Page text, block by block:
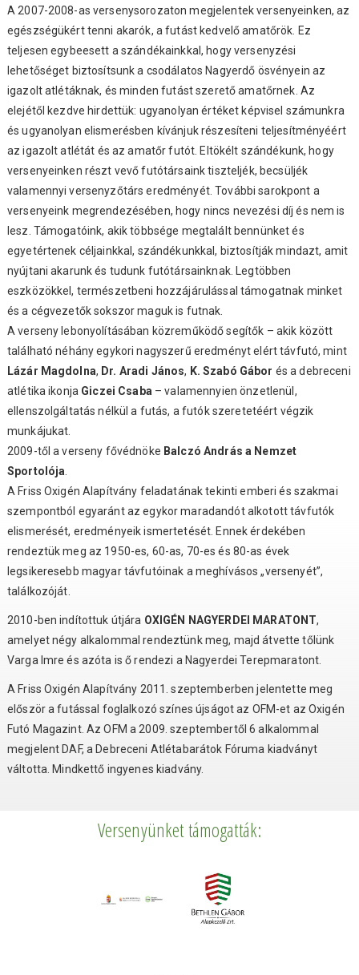
A 2007-2008-as versenysorozaton megjelentek versenyeinken, az
egészségükért tenni akarók, a futást kedvelő amatőrök. Ez
teljesen egybeesett a szándékainkkal, hogy versenyzési
lehetőséget biztosítsunk a csodálatos Nagyerdő ösvényein az
igazolt atlétáknak, és minden futást szerető amatőrnek. Az
elejétől kezdve hirdettük: ugyanolyan értéket képvisel számunkra
és ugyanolyan elismerésben kívánjuk részesíteni teljesítményéért
az igazolt atlétát és az amatőr futót. Eltökélt szándékunk, hogy
versenyeinken részt vevő futótársaink tiszteljék, becsüljék
valamennyi versenyzőtárs eredményét. További sarokpont a
versenyeink megrendezésében, hogy nincs nevezési díj és nem is
lesz. Támogatóink, akik többsége megtalált bennünket és
egyetértenek céljainkkal, szándékunkkal, biztosítják mindazt, amit
nyújtani akarunk és tudunk futótársainknak. Legtöbben
eszközökkel, természetbeni hozzájárulással támogatnak minket
és a cégvezetők sokszor maguk is futnak.
A verseny lebonyolításában közreműködő segítők – akik között
található néhány egykori nagyszerű eredményt elért távfutó, mint
Lázár Magdolna, Dr. Aradi János, K. Szabó Gábor és a debreceni
atlétika ikonja Giczei Csaba – valamennyien önzetlenül,
ellenszolgáltatás nélkül a futás, a futók szeretetéért végzik
munkájukat.
2009-től a verseny fővédnöke Balczó András a Nemzet
Sportolója
A Friss Oxigén Alapítvány feladatának tekinti emberi és szakmai
szempontból egyaránt az egykor maradandót alkotott távfutók
elismerését, eredményeik ismertetését. Ennek érdekében
rendeztük meg az 1950-es, 60-as, 70-es és 80-as évek
legsikeresebb magyar távfutóinak a meghívásos „versenyét”,
találkozóját.
2010-ben indítottuk útjára OXIGÉN NAGYERDEI MARATONT,
amelyet négy alkalommal rendeztünk meg, majd átvette tőlünk
Varga Imre és azóta is ő rendezi a Nagyerdei Terepmaratont.
A Friss Oxigén Alapítvány 2011. szeptemberben jelentette meg
először a futással foglalkozó színes újságot az OFM-et az Oxigén
Futó Magazint. Az OFM a 2009. szeptembertől 6 alkalommal
megjelent DAF, a Debreceni Atlétabarátok Fóruma kiadványt
váltotta. Mindkettő ingyenes kiadvány.
Versenyünket támogatták: